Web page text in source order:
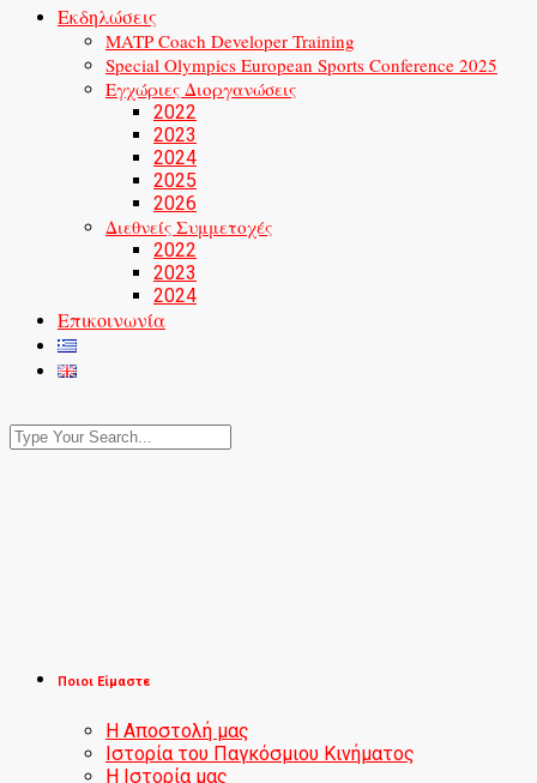
Εκδηλώσεις
MATP Coach Developer Training
Special Olympics European Sports Conference 2025
Εγχώριες Διοργανώσεις
2022
2023
2024
2025
2026
Διεθνείς Συμμετοχές
2022
2023
2024
Επικοινωνία
Ποιοι Είμαστε
Η Αποστολή μας
Ιστορία του Παγκόσμιου Κινήματος
Η Ιστορία μας